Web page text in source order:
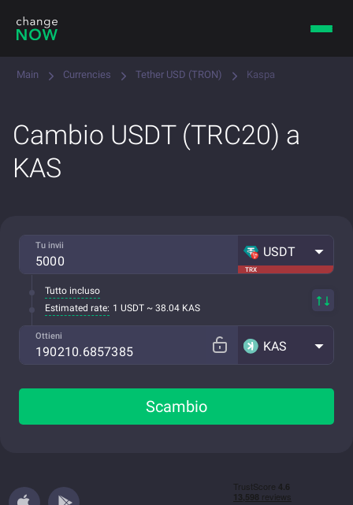
Main Currencies Tether USD (TRON) Kaspa
Cambio USDT (TRC20) a
KAS
Tu invii
TRX
USDT
Tutto incluso
Estimated rate: 1 USDT ~ 38.04 KAS
Ottieni
KAS
Scambio